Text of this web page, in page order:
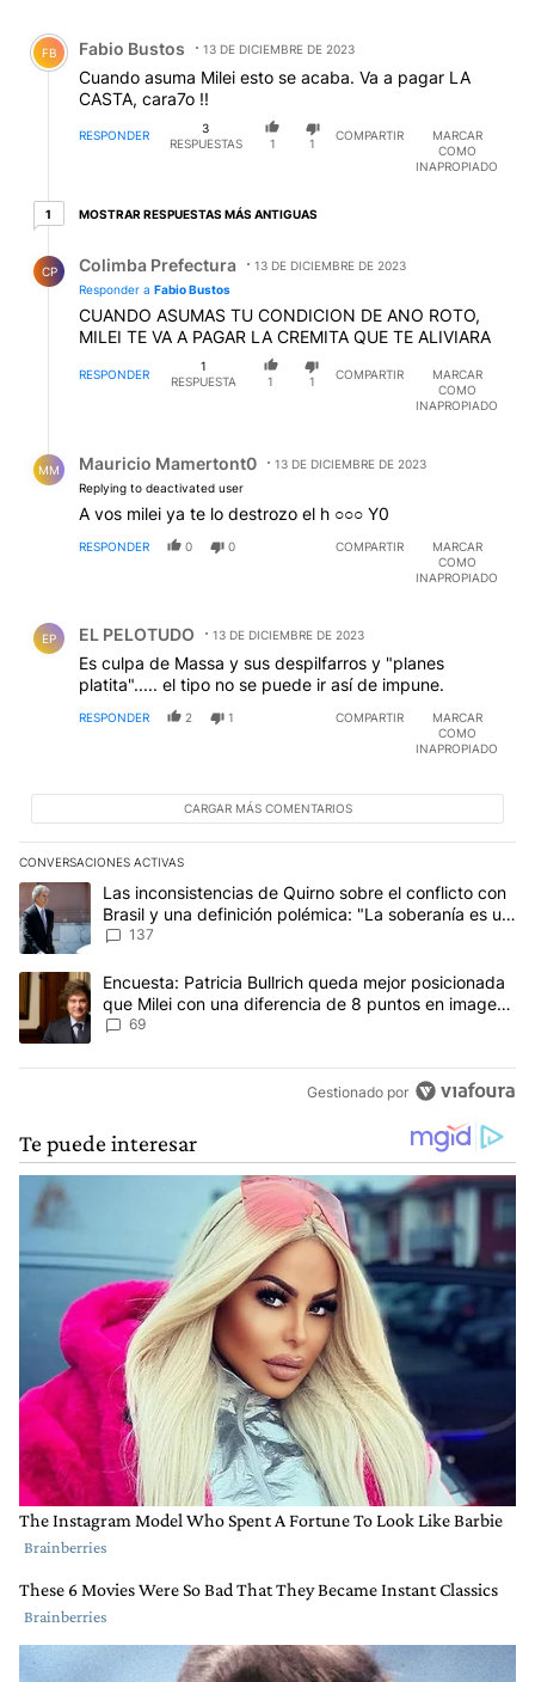
Comentario de Fabio Bustos.
FB Fabio Bustos 13 DE DICIEMBRE DE 2023
Cuando asuma Milei esto se acaba. Va a pagar LA
CASTA, cara7o !!
RESPONDER
3
RESPUESTAS
1 1
COMPARTIR
MARCAR
COMO
INAPROPIADO
11 respuesta más antiguas
MOSTRAR RESPUESTAS MÁS ANTIGUAS
CP Colimba Prefectura
13 DE DICIEMBRE DE 2023
Responder a Fabio Bustos
CUANDO ASUMAS TU CONDICION DE ANO ROTO,
MILEI TE VA A PAGAR LA CREMITA QUE TE ALIVIARA
RESPONDER
1
RESPUESTA
1 1
COMPARTIR
MARCAR
COMO
INAPROPIADO
MM Mauricio Mamertont0
13 DE DICIEMBRE DE 2023
Replying to deactivated user
A vos milei ya te lo destrozo el h ○○○ Y0
RESPONDER 0 0 COMPARTIR
MARCAR
COMO
INAPROPIADO
EP EL PELOTUDO 13 DE DICIEMBRE DE 2023
Es culpa de Massa y sus despilfarros y "planes
platita"..... el tipo no se puede ir así de impune.
RESPONDER 2 1 COMPARTIR
MARCAR
COMO
INAPROPIADO
CARGAR MÁS COMENTARIOS
CONVERSACIONES ACTIVAS
Este listado muestra los artículos con más comentarios en los
Un artículo de tendencia con el título "Las inconsistencias de
Las inconsistencias de Quirno sobre el conflicto con
Brasil y una definición polémica: "La soberanía es un
concepto antiguo"
137
Un artículo de tendencia con el título "Encuesta: Patricia
Encuesta: Patricia Bullrich queda mejor posicionada
que Milei con una diferencia de 8 puntos en imagen
negativa
69
Gestionado por